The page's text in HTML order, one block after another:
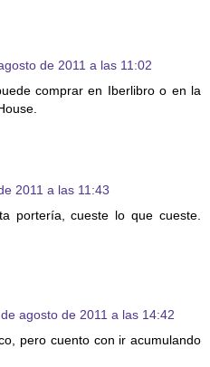
de 2011 a las 11:02
comprar en Iberlibro o en la
2011 a las 11:43
portería, cueste lo que cueste.
agosto de 2011 a las 14:42
pero cuento con ir acumulando